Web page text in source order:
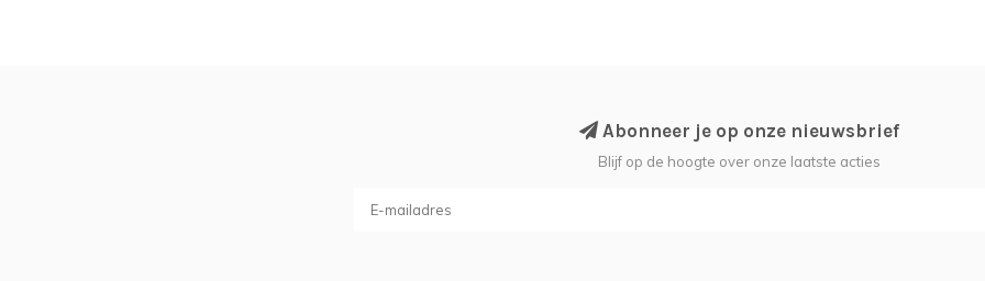
Abonneer je op onze nieuwsbrief
Blijf op de hoogte over onze laatste acties